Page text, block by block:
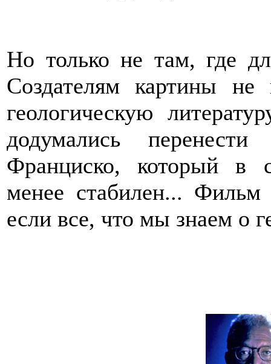
Но только не там, где
Создателям картины
геологическую
додумались
Франциско, который в
менее стабилен...
если все, что мы знаем о